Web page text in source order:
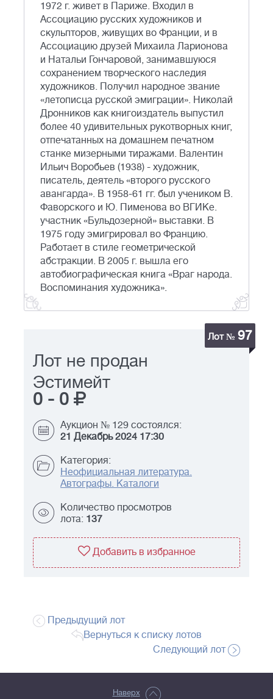
1972 г. живет в Париже. Входил в
Ассоциацию русских художников и
скульпторов, живущих во Франции, и в
Ассоциацию друзей Михаила Ларионова
и Натальи Гончаровой, занимавшуюся
сохранением творческого наследия
художников. Получил народное звание
«летописца русской эмиграции». Николай
Дронников как книгоиздатель выпустил
более 40 удивительных рукотворных книг,
отпечатанных на домашнем печатном
станке мизерными тиражами. Валентин
Ильич Воробьев (1938) - художник,
писатель, деятель «второго русского
авангарда». В 1958-61 гг. был учеником В.
Фаворского и Ю. Пименова во ВГИКе.
участник «Бульдозерной» выставки. В
1975 году эмигрировал во Францию.
Работает в стиле геометрической
абстракции. В 2005 г. вышла его
автобиографическая книга «Враг народа.
Воспоминания художника».
Лот № 97
Лот не продан
Эстимейт
0 - 0
Аукцион № 129 состоялся:
21 Декабрь 2024 17:30
Категория:
Неофициальная литература.
Автографы. Каталоги
Количество просмотров
лота: 137
Добавить в избранное
Предыдущий лот
Вернуться к списку лотов
Следующий лот
Наверх